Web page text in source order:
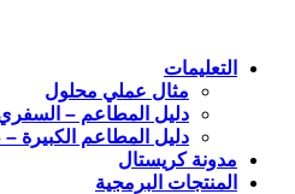
التعليمات
مثال عملي محلول
دليل المطاعم –
دليل المطاعم الكبيرة
مدونة كريستال
المنتجات البرمجية